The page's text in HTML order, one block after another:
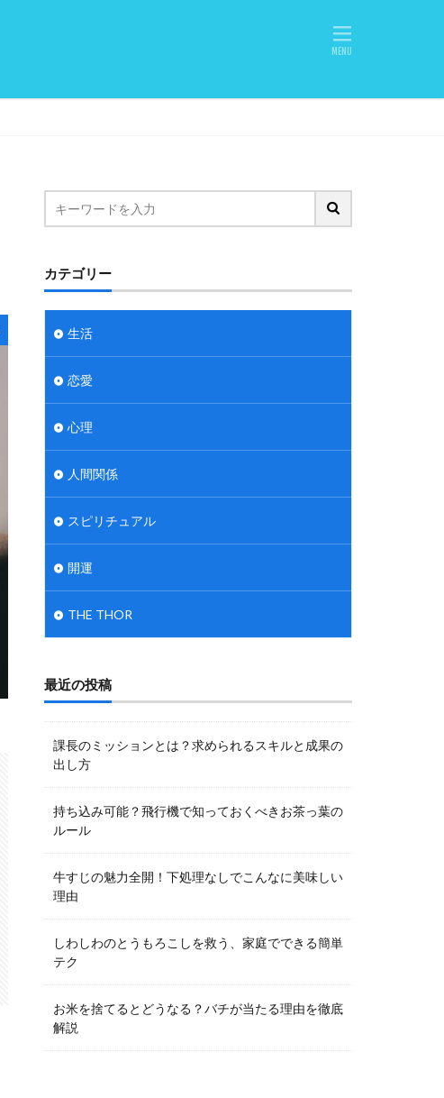
カテゴリー
生活
恋愛
心理
人間関係
スピリチュアル
開運
THE THOR
最近の投稿
課長のミッションとは？求められるスキルと成果の
出し方
持ち込み可能？飛行機で知っておくべきお茶っ葉の
ルール
牛すじの魅力全開！下処理なしでこんなに美味しい
理由
しわしわのとうもろこしを救う、家庭でできる簡単
テク
お米を捨てるとどうなる？バチが当たる理由を徹底
解説